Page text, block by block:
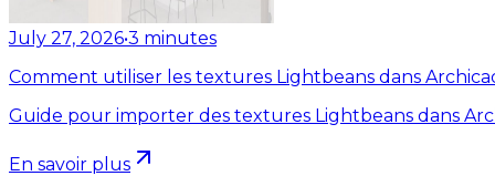
July 27, 2026•3 minutes
Comment utiliser les textures Lightbeans dans
Guide pour importer des textures Lightbeans dans
En savoir plus